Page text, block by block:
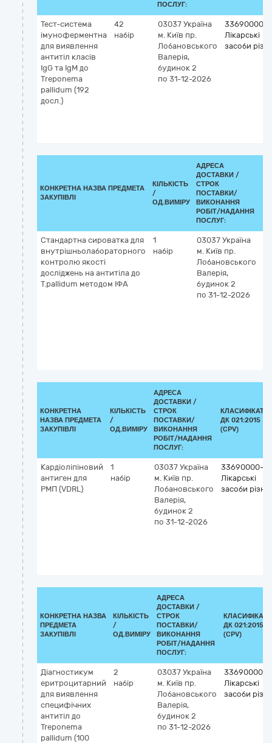
ПОСЛУГ:
Тест-система
імуноферментна
для виявлення
антитіл класів
IgG та IgM до
Тreponema
pallidum (192
досл.)
42
набір
03037 Україна
м. Київ пр.
Лобановського
Валерія,
будинок 2
по 31-12-2026
33690000-3
Лікарські
засоби різні
КОНКРЕТНА НАЗВА ПРЕДМЕТА
ЗАКУПІВЛІ
КІЛЬКІСТЬ
/
ОД.ВИМІРУ
АДРЕСА
ДОСТАВКИ /
СТРОК
ПОСТАВКИ/
ВИКОНАННЯ
РОБІТ/НАДАННЯ
ПОСЛУГ:
Стандартна сироватка для
внутрішньолабораторного
контролю якості
досліджень на антитіла до
T.pallidum методом ІФА
1
набір
03037 Україна
м. Київ пр.
Лобановського
Валерія,
будинок 2
по 31-12-2026
КОНКРЕТНА
НАЗВА ПРЕДМЕТА
ЗАКУПІВЛІ
КІЛЬКІСТЬ
/
ОД.ВИМІРУ
АДРЕСА
ДОСТАВКИ /
СТРОК
ПОСТАВКИ/
ВИКОНАННЯ
РОБІТ/НАДАННЯ
ПОСЛУГ:
ДК 021:2015
(CPV)
Кардіоліпіновий
антиген для
РМП (VDRL)
1
набір
03037 Україна
м. Київ пр.
Лобановського
Валерія,
будинок 2
по 31-12-2026
33690000-3
Лікарські
засоби різні
КОНКРЕТНА НАЗВА
ПРЕДМЕТА
ЗАКУПІВЛІ
КІЛЬКІСТЬ
/
ОД.ВИМІРУ
АДРЕСА
ДОСТАВКИ /
СТРОК
ПОСТАВКИ/
ВИКОНАННЯ
РОБІТ/НАДАННЯ
ПОСЛУГ:
ДК 021:2015
(CPV)
Діагностикум
еритроцитарний
для виявлення
специфічних
антитіл до
Treponema
pallidum (100
2
набір
03037 Україна
м. Київ пр.
Лобановського
Валерія,
будинок 2
по 31-12-2026
33690000-3
Лікарські
засоби різні